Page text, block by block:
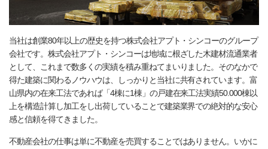
当社は創業80年以上の歴史を持つ株式会社アプト・シンコーのグループ
会社です。株式会社アプト・シンコーは地域に根ざした木建材流通業者
として、これまで数多くの実績を積み重ねてまいりました。そのなかで
得た建築に関わるノウハウは、しっかりと当社に共有されています。富
山県内の在来工法であれば「4棟に1棟」の戸建在来工法実績50.000棟以
上を構造計算し加工をし出荷していることで建築業界での絶対的な安心
感と信頼を得てきました。
不動産会社の仕事は単に不動産を売買することではありません。いかに